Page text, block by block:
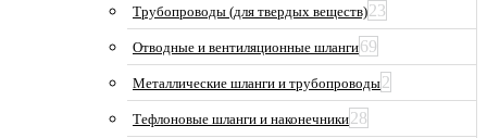
Трубопроводы (для твердых веществ)23
Отводные и вентиляционные шланги69
Металлические шланги и трубопроводы2
Тефлоновые шланги и наконечники28